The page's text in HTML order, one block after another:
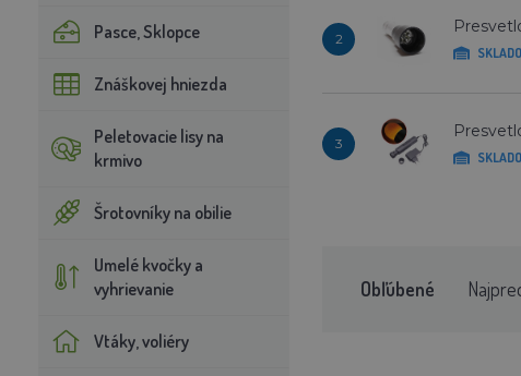
Pasce, Sklopce
Znáškovej hniezda
Peletovacie lisy na
krmivo
Šrotovníky na obilie
Umelé kvočky a
vyhrievanie
Vtáky, voliéry
2
3
Obľúbené